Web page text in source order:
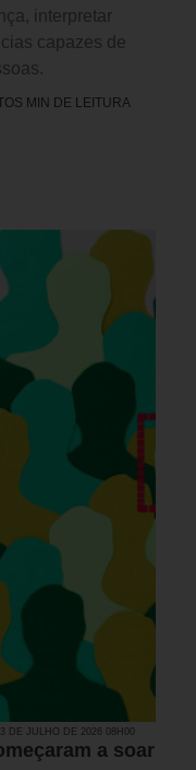
interpretar
capazes de
MIN DE LEITURA
DE JULHO DE 2026 08H00
a soar